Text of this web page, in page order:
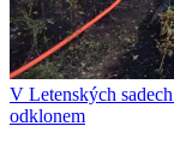
V Letenských
odklonem